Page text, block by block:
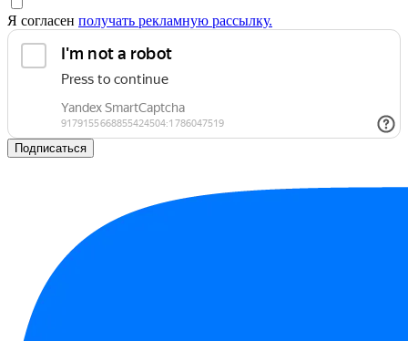
Я согласен получать рекламную рассылку.